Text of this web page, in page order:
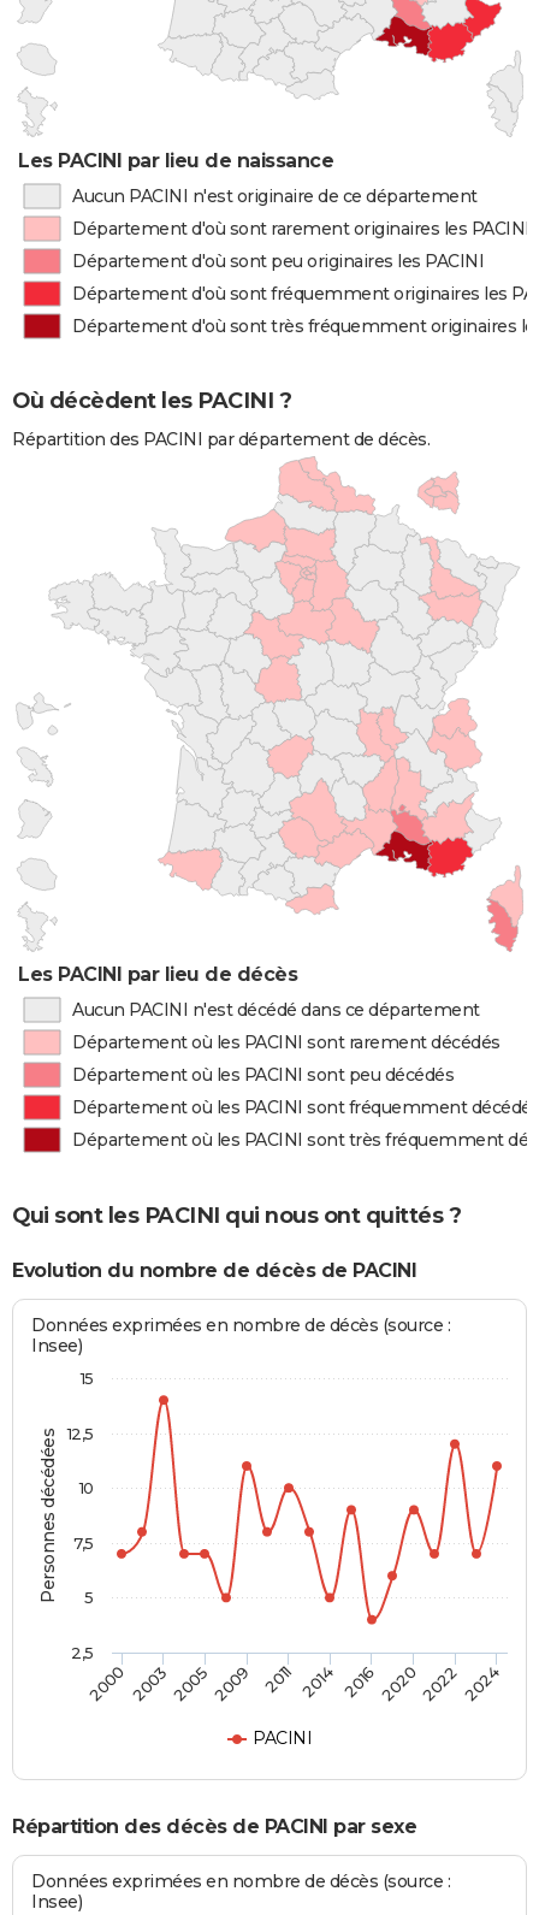
Les PACINI par lieu de naissance
Aucun PACINI n'est originaire de ce département
Département d'où sont rarement originaires les PACINI
Département d'où sont peu originaires les PACINI
Département d'où sont fréquemment originaires les
Département d'où sont très fréquemment originaires
Où décèdent les PACINI ?
Répartition des PACINI par département de décès.
Les PACINI par lieu de décès
Aucun PACINI n'est décédé dans ce département
Département où les PACINI sont rarement décédés
Département où les PACINI sont peu décédés
Département où les PACINI sont fréquemment
Département où les PACINI sont très fréquemment
Qui sont les PACINI qui nous ont quittés ?
Evolution du nombre de décès de PACINI
Personnes décédées
Données exprimées en nombre de décès (source :
Insee)
PACINI
2000 200320052009 2011 2014 2016202020222024
2,5
5
7,5
10
12,5
15
Répartition des décès de PACINI par sexe
Données exprimées en nombre de décès (source :
Insee)